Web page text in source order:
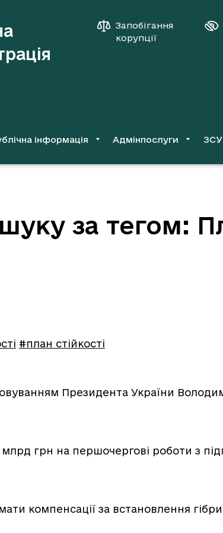
Запобігання
корупції
інформація Адмінпослуги ЗСУ
за тегом:
#план стійкості
Президента України
млрд грн на першочергові роботи з
компенсації за встановлення